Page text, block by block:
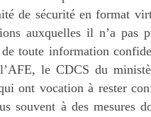
de sécurité en format
auxquelles il n’a pas
toute information
le CDCS du
ont vocation à rester
souvent à des mesures